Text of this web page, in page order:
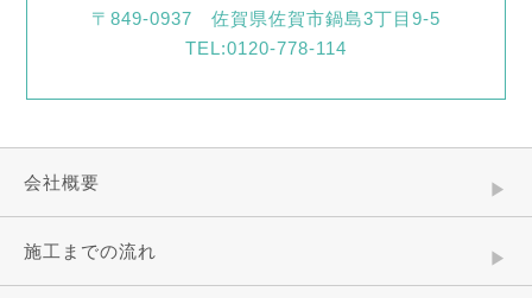
〒849-0937 佐賀県佐賀市鍋島3丁目9-5
TEL:0120-778-114
会社概要
施工までの流れ